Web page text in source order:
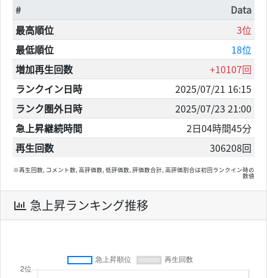
#
Data
最高順位
3位
最低順位
18位
増加再生回数
+10107回
ランクイン日時
2025/07/21 16:15
ランク圏外日時
2025/07/23 21:00
急上昇継続時間
2日04時間45分
再生回数
306208回
※再生回数, コメント数, 高評価数, 低評価数, 評価数合計, 高評価割合は初回ランクイン時の
数値
急上昇ランキング推移